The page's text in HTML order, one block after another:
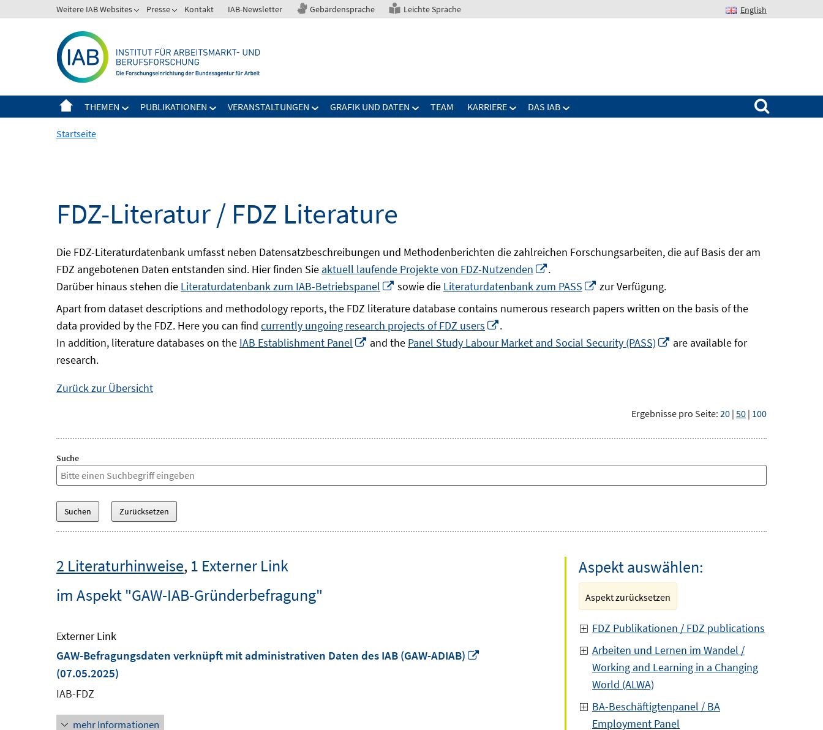
zum
Weitere IAB Websites Presse Kontakt IAB-Newsletter Gebärdensprache Leichte Sprache English
THEMEN PUBLIKATIONEN VERANSTALTUNGEN GRAFIK UND DATEN TEAM KARRIERE DAS IAB
Suchen nach:
Startseite
FDZ-Literatur / FDZ Literature
Die FDZ-Literaturdatenbank umfasst neben Datensatzbeschreibungen und Methodenberichten die zahlreichen Forschungsarbeiten, die auf Basis der am
FDZ angebotenen Daten entstanden sind. Hier finden Sie aktuell laufende Projekte von FDZ-Nutzenden
In
neuem
.
Darüber hinaus stehen die Literaturdatenbank zum IAB-Betriebspanel
In
neuem
Fenster
öffnen
sowie die Literaturdatenbank zum PASS
In
öffnen
zur Verfügung.
Apart from dataset descriptions and methodology reports, the FDZ literature database contains numerous research papers written on the basis of the
data provided by the FDZ. Here you can find currently ungoing research projects of FDZ users
In
neuem
.
In addition, literature databases on the IAB Establishment Panel
In
and the Panel Study Labour Market and Social Security (PASS)
In
are available for
research.
Zurück zur Übersicht
Ergebnisse pro Seite: 20 | 50 | 100
Suche
2 Literaturhinweise, 1 Externer Link
im Aspekt "GAW-IAB-Gründerbefragung"
Externer Link
GAW-Befragungsdaten verknüpft mit administrativen Daten des IAB (GAW-ADIAB)
(07.05.2025)
IAB-FDZ
mehr Informationen
Aspekt auswählen:
Aspekt zurücksetzen
FDZ Publikationen / FDZ publications
Arbeiten und Lernen im Wandel /
Working and Learning in a Changing
World (ALWA)
BA-Beschäftigtenpanel / BA
Employment Panel